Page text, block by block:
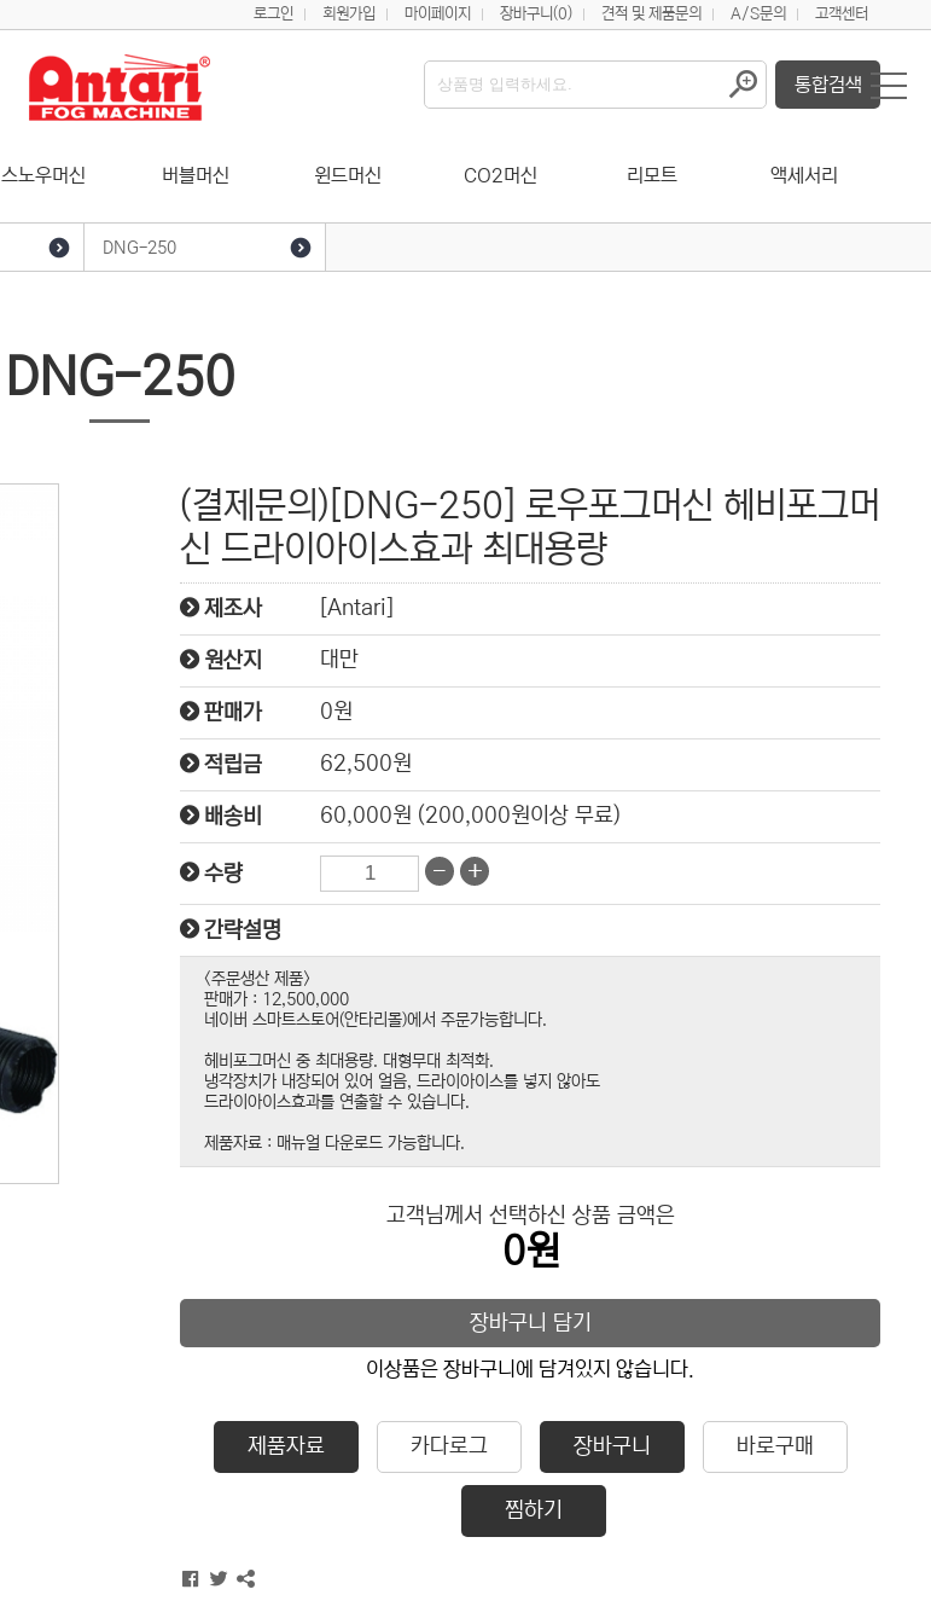
로그인 회원가입 마이페이지 장바구니(0) 견적 및 제품문의 A/S문의 고객센터
통합검색
스노우머신 버블머신 윈드머신 CO2머신 리모트 액세서리
DNG-250
DNG-100
DNG-250
(결제문의)[DNG-250] 로우포그머신 헤비포그머
신 드라이아이스효과 최대용량
제조사 [Antari]
원산지 대만
판매가 0원
적립금 62,500원
배송비 60,000원 (200,000원이상 무료)
수량 - +
간략설명
<주문생산 제품>
판매가 : 12,500,000
네이버 스마트스토어(안타리몰)에서 주문가능합니다.
헤비포그머신 중 최대용량. 대형무대 최적화.
냉각장치가 내장되어 있어 얼음, 드라이아이스를 넣지 않아도
드라이아이스효과를 연출할 수 있습니다.
제품자료 : 매뉴얼 다운로드 가능합니다.
고객님께서 선택하신 상품 금액은
0원
장바구니 담기
이상품은 장바구니에 담겨있지 않습니다.
제품자료 카다로그 장바구니 바로구매
찜하기